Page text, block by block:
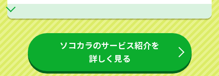
ソコカラのサービス紹介を
詳しく見る